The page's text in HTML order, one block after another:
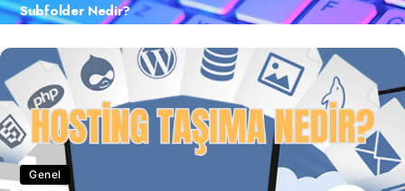
Subfolder Nedir?
Genel